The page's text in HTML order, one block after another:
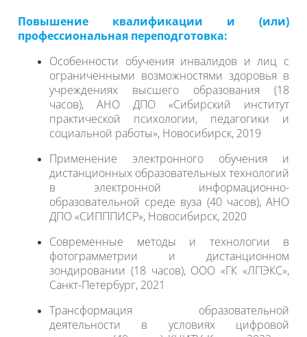
Повышение квалификации и (или)
профессиональная переподготовка:
Особенности обучения инвалидов и лиц с
ограниченными возможностями здоровья в
учреждениях высшего образования (18
часов), АНО ДПО «Сибирский институт
практической психологии, педагогики и
социальной работы», Новосибирск, 2019
Применение электронного обучения и
дистанционных образовательных технологий
в электронной информационно-
образовательной среде вуза (40 часов), АНО
ДПО «СИПППИСР», Новосибирск, 2020
Современные методы и технологии в
фотограмметрии и дистанционном
зондировании (18 часов), ООО «ГК «ЛПЭКС»,
Санкт-Петербург, 2021
Трансформация образовательной
деятельности в условиях цифровой